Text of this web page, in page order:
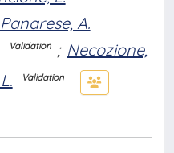
Panarese, A.
Validation ; Necozione,
Validation